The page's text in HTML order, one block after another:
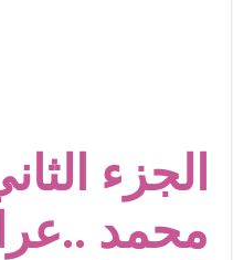
من «أرشيف ريبليكا» إلى «ساحر
من مطابخ الأسواق لـ«الدليفري»..
“الرحالة العرب واكتشاف أوروبا”..
الجزء
محمد